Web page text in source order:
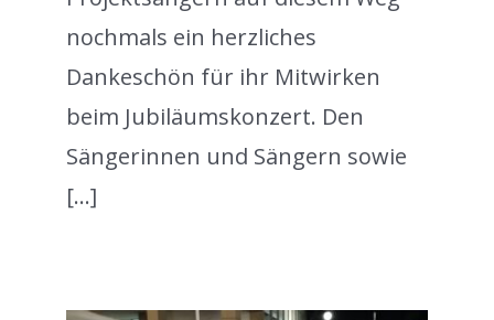
nochmals ein herzliches
Dankeschön für ihr Mitwirken
beim Jubiläumskonzert. Den
Sängerinnen und Sängern sowie
[...]